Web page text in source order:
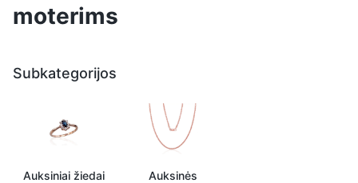
moterims
Subkategorijos
Auksiniai žiedai
Auksinės